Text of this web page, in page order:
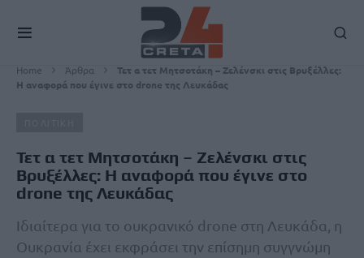
Home Άρθρα
Τετ α τετ Μητσοτάκη – Ζελένσκι στις Βρυξέλλες:
Η αναφορά που έγινε στο drone της Λευκάδας
Τετ α τετ Μητσοτάκη – Ζελένσκι στις
Βρυξέλλες: Η αναφορά που έγινε στο
drone της Λευκάδας
Ιδιαίτερα για το ουκρανικό drone στη Λευκάδα, η
Ουκρανία έχει εκφράσει την επίσημη συγγνώμη